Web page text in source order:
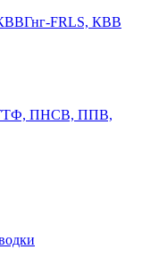
FRLS, КВВ
ПНСВ, ППВ,